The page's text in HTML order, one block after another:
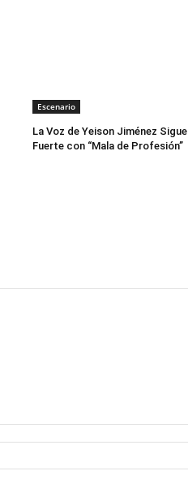
Escenario
La Voz de Yeison Jiménez Sigue
Fuerte con “Mala de Profesión”